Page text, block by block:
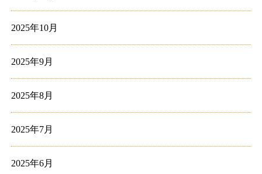
2025年10月
2025年9月
2025年8月
2025年7月
2025年6月